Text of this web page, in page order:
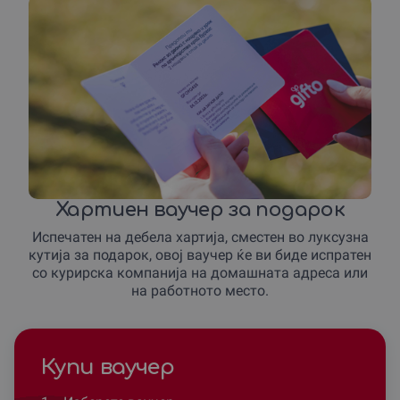
Хартиен ваучер за подарок
Испечатен на дебела хартија, сместен во луксузна
кутија за подарок, овој ваучер ќе ви биде испратен
со курирска компанија на домашната адреса или
на работното место.
Купи ваучер